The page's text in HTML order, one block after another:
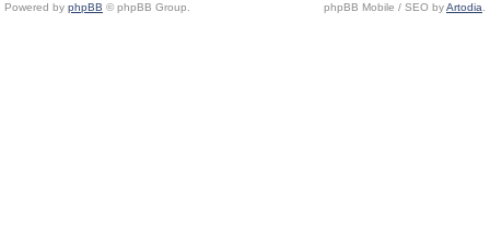
Powered by phpBB © phpBB Group. phpBB Mobile / SEO byArtodia